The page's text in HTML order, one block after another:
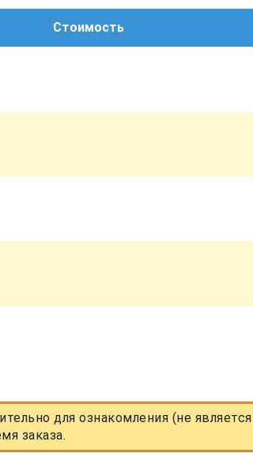
Стоимость
для ознакомления (не является
заказа.